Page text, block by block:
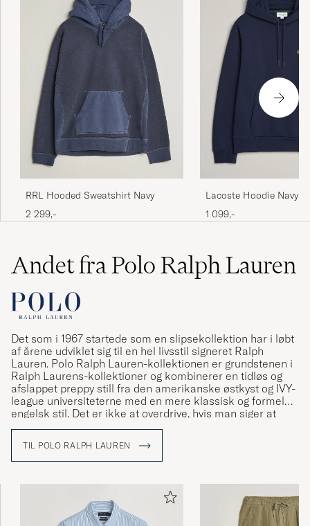
SUZANNE S KØBTE PÅ CAREOFCARL.SE
Takk for hurtig og fin levering!
SONJA A KØBTE PÅ CAREOFCARL.NO
God kvalitet
Superfin, god i størrelsen👍
Uppfyller alla förväntningar. Har även en svart.
Den går att tumla och är otroligt mjuk i
kvalitet.
CAMILLA W KØBTE PÅ CAREOFCARL.SE
Första gången jag beställde från Care of Carl
och jag är mycket nöjd!. Var ute i sista
RRL Hooded Sweatshirt Navy
2 299,-
Lacoste Hoodie Navy
1 099,-
Andet fra Polo Ralph Lauren
Det som i 1967 startede som en slipsekollektion har i løbt
af årene udviklet sig til en hel livsstil signeret Ralph
Lauren. Polo Ralph Lauren-kollektionen er grundstenen i
Ralph Laurens-kollektioner og kombinerer en tidløs og
afslappet preppy still fra den amerikanske østkyst og IVY-
league universiteterne med en mere klassisk og formel
engelsk stil. Det er ikke at overdrive, hvis man siger at
Ralph Lauren har været med til at definere den
TIL POLO RALPH LAUREN